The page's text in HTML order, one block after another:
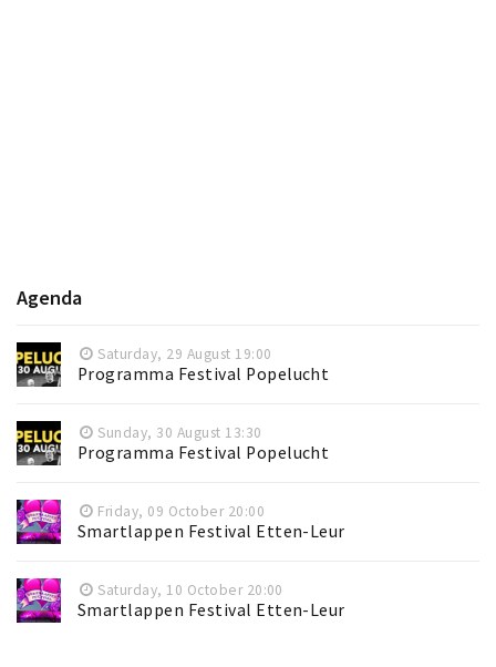
Agenda
Saturday, 29 August 19:00
Programma Festival Popelucht
Sunday, 30 August 13:30
Programma Festival Popelucht
Friday, 09 October 20:00
Smartlappen Festival Etten-Leur
Saturday, 10 October 20:00
Smartlappen Festival Etten-Leur